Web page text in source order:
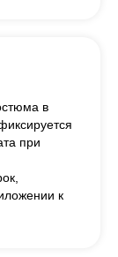
в
при
к